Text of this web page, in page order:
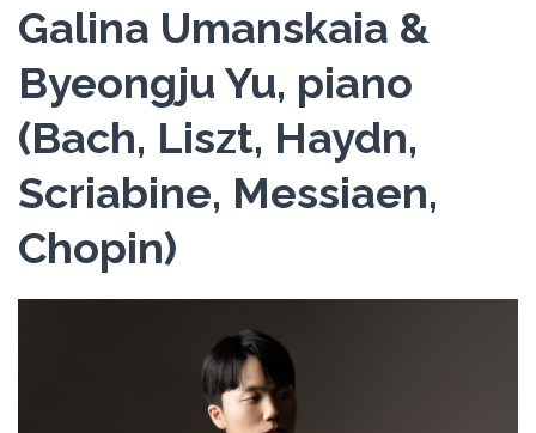
Galina Umanskaia &
Byeongju Yu, piano
(Bach, Liszt, Haydn,
Scriabine, Messiaen,
Chopin)